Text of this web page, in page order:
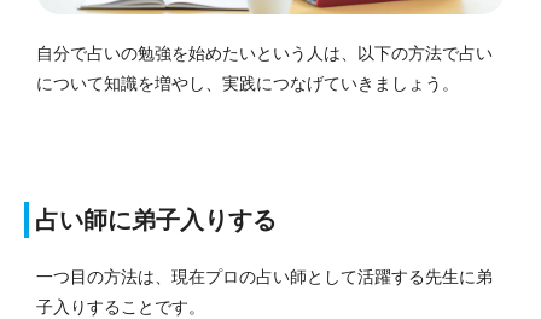
自分で占いの勉強を始めたいという人は、以下の方法で占い
について知識を増やし、実践につなげていきましょう。
占い師に弟子入りする
一つ目の方法は、現在プロの占い師として活躍する先生に弟
子入りすることです。